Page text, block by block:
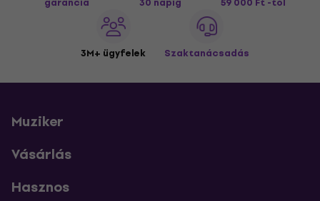
3M+ ügyfelek Szaktanácsadás
Muziker
Vásárlás
Hasznos